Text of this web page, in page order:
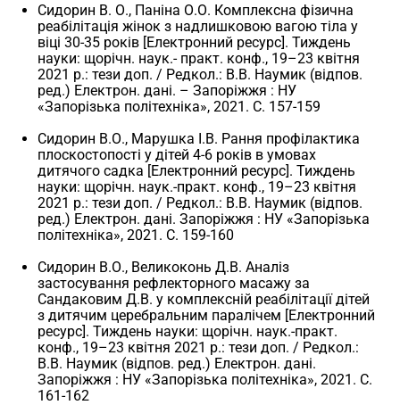
Сидорин В. О., Паніна О.О. Комплексна фізична
реабілітація жінок з надлишковою вагою тіла у
віці 30-35 років [Електронний ресурс]. Тиждень
науки: щорічн. наук.- практ. конф., 19–23 квітня
2021 р.: тези доп. / Редкол.: В.В. Наумик (відпов.
ред.) Електрон. дані. – Запоріжжя : НУ
«Запорізька політехніка», 2021. С. 157-159
Сидорин В.О., Марушка І.В. Рання профілактика
плоскостопості у дітей 4-6 років в умовах
дитячого садка [Електронний ресурс]. Тиждень
науки: щорічн. наук.-практ. конф., 19–23 квітня
2021 р.: тези доп. / Редкол.: В.В. Наумик (відпов.
ред.) Електрон. дані. Запоріжжя : НУ «Запорізька
політехніка», 2021. С. 159-160
Сидорин В.О., Великоконь Д.В. Аналіз
застосування рефлекторного масажу за
Сандаковим Д.В. у комплексній реабілітації дітей
з дитячим церебральним паралічем [Електронний
ресурс]. Тиждень науки: щорічн. наук.-практ.
конф., 19–23 квітня 2021 р.: тези доп. / Редкол.:
В.В. Наумик (відпов. ред.) Електрон. дані.
Запоріжжя : НУ «Запорізька політехніка», 2021. С.
161-162